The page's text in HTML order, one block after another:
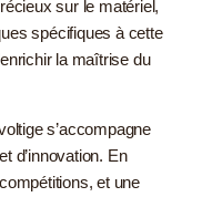
sur le matériel,
spécifiques à cette
la maîtrise du
s’accompagne
d’innovation. En
et une